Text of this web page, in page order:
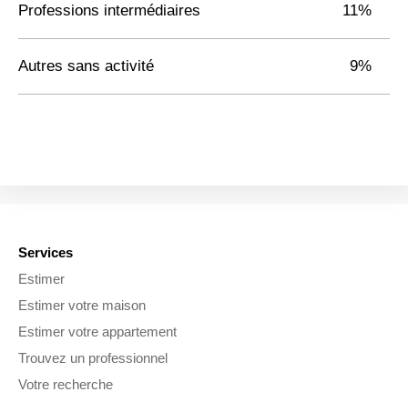
Professions intermédiaires 11%
Autres sans activité 9%
Services
Estimer
Estimer votre maison
Estimer votre appartement
Trouvez un professionnel
Votre recherche